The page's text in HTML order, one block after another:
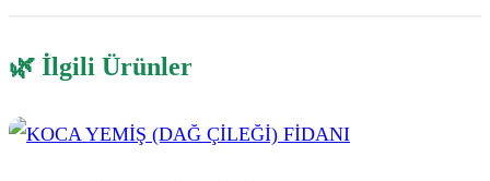
🌿 İlgili Ürünler